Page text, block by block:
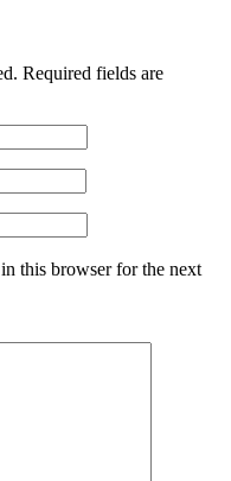
Required fields are
this browser for the next